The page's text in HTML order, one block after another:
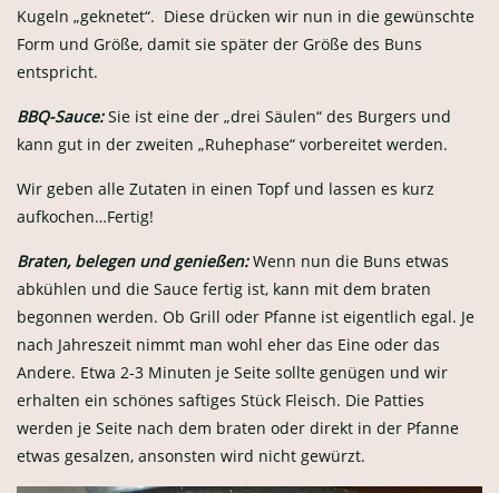
Kugeln „geknetet“. Diese drücken wir nun in die gewünschte
Form und Größe, damit sie später der Größe des Buns
entspricht.
BBQ-Sauce:Sie ist eine der „drei Säulen“ des Burgers und
kann gut in der zweiten „Ruhephase“ vorbereitet werden.
Wir geben alle Zutaten in einen Topf und lassen es kurz
aufkochen…Fertig!
Braten, belegen und genießen:Wenn nun die Buns etwas
abkühlen und die Sauce fertig ist, kann mit dem braten
begonnen werden. Ob Grill oder Pfanne ist eigentlich egal. Je
nach Jahreszeit nimmt man wohl eher das Eine oder das
Andere. Etwa 2-3 Minuten je Seite sollte genügen und wir
erhalten ein schönes saftiges Stück Fleisch. Die Patties
werden je Seite nach dem braten oder direkt in der Pfanne
etwas gesalzen, ansonsten wird nicht gewürzt.